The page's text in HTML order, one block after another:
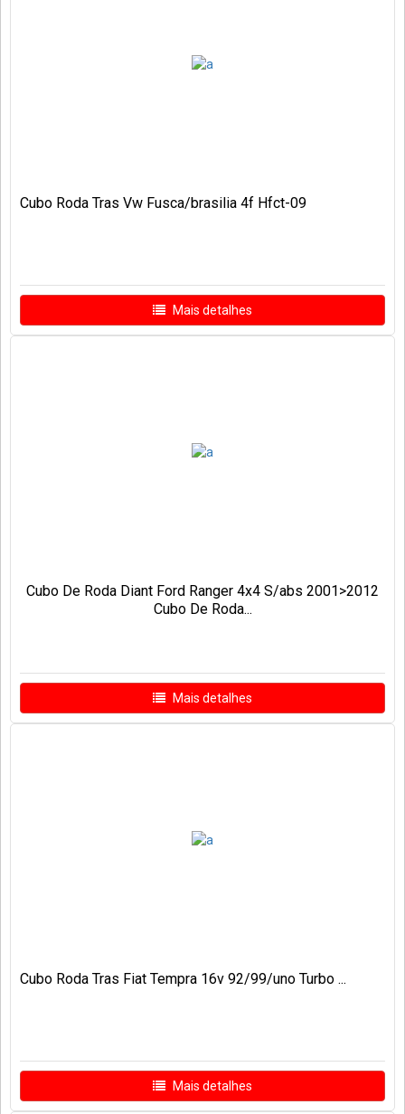
Cubo Roda Tras Vw Fusca/brasilia 4f Hfct-09
Mais detalhes
Cubo De Roda Diant Ford Ranger 4x4 S/abs 2001>2012
Cubo De Roda...
Mais detalhes
Cubo Roda Tras Fiat Tempra 16v 92/99/uno Turbo ...
Mais detalhes